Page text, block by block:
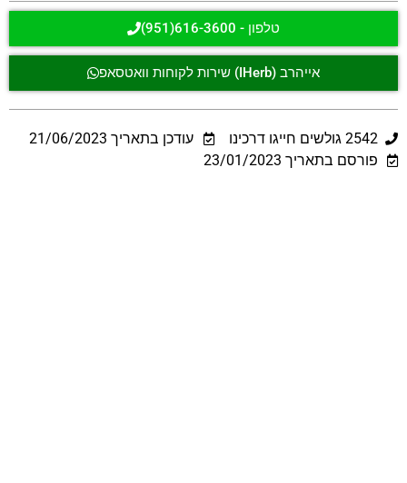
טלפון - 616-3600(951)
אייהרב (IHerb) שירות לקוחות וואטסאפ
2542 גולשים חייגו דרכינו עודכן בתאריך 21/06/2023
פורסם בתאריך 23/01/2023